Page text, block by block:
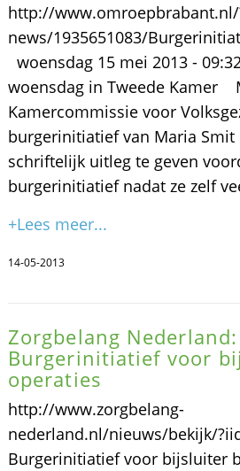
http://
news/1935651083/
woensdag 15 mei 2013 -
woensdag in Tweede Kamer
Kamercommissie voor
burgerinitiatief van Maria
schriftelijk uitleg te geven
burgerinitiatief nadat ze zelf
+Lees meer...
14-05-2013
Zorgbelang Nederland:
Burgerinitiatief voor
operaties
http://www.zorgbelang-
nederland.nl/nieuws/bekijk/
Burgerinitiatief voor bijsluiter